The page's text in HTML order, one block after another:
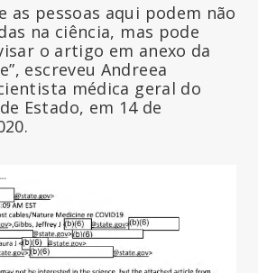
as pessoas aqui podem não
na ciência, mas pode
o artigo em anexo da
escreveu Andreea
médica geral do
Estado, em 14 de